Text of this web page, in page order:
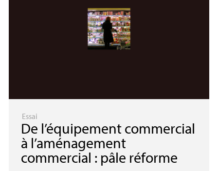
Essai
De l’équipement commercial
à l’aménagement
commercial : pâle réforme